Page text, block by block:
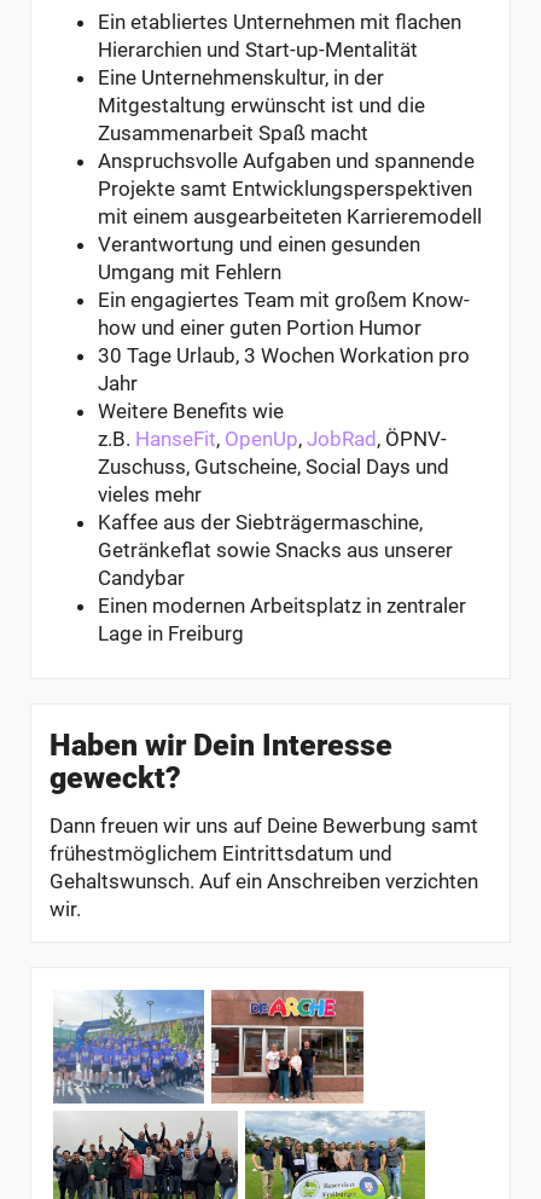
Ein etabliertes Unternehmen mit flachen
Hierarchien und Start-up-Mentalität
Eine Unternehmenskultur, in der
Mitgestaltung erwünscht ist und die
Zusammenarbeit Spaß macht
Anspruchsvolle Aufgaben und spannende
Projekte samt Entwicklungsperspektiven
mit einem ausgearbeiteten Karrieremodell
Verantwortung und einen gesunden
Umgang mit Fehlern
Ein engagiertes Team mit großem Know-
how und einer guten Portion Humor
30 Tage Urlaub, 3 Wochen Workation pro
Jahr
Weitere Benefits wie
z.B. HanseFit, OpenUp, JobRad , ÖPNV-
Zuschuss, Gutscheine, Social Days und
vieles mehr
Kaffee aus der Siebträgermaschine,
Getränkeflat sowie Snacks aus unserer
Candybar
Einen modernen Arbeitsplatz in zentraler
Lage in Freiburg
Haben wir Dein Interesse
geweckt?
Dann freuen wir uns auf Deine Bewerbung samt
frühestmöglichem Eintrittsdatum und
Gehaltswunsch. Auf ein Anschreiben verzichten
wir.